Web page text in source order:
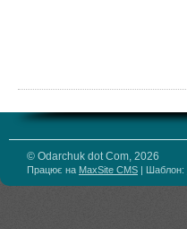
© Odarchuk dot Com, 2026
Працює на MaxSite CMS | Шаблон: